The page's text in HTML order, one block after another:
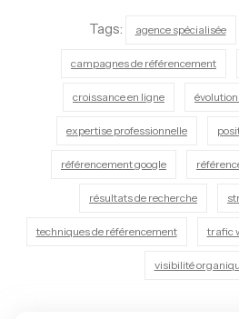
Tags: agence spécialisée
campagnes de référencement
croissance en ligne
expertise professionnelle
référencement google
résultats de recherche
techniques de référencement trafic
visibilité